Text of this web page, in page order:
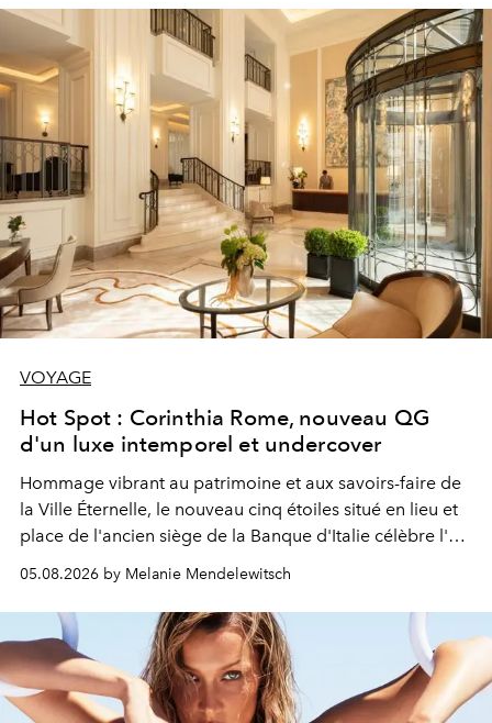
VOYAGE
Hot Spot : Corinthia Rome, nouveau QG
d'un luxe intemporel et undercover
Hommage vibrant au patrimoine et aux savoirs-faire de
la Ville Éternelle, le nouveau cinq étoiles situé en lieu et
place de l'ancien siège de la Banque d'Italie célèbre l'art
de vivre Romain dans toute son élégance intemporelle.
05.08.2026 by Melanie Mendelewitsch